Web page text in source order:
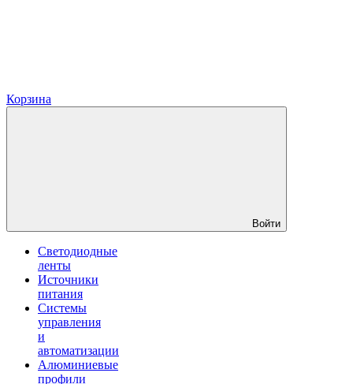
Корзина
Войти
Светодиодные
ленты
Источники
питания
Системы
управления
и
автоматизации
Алюминиевые
профили